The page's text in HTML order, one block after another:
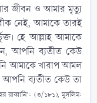
জীবন ও আমার মৃত্যু
নেই, আমাকে তারই
হে আল্লাহ আমাকে
আপনি ব্যতীত কেউ
আমাকে খারাপ আমল
আপনি ব্যতীত কেউ তা
রাব্বানি’: (৩/১৮১), মুসলিম: